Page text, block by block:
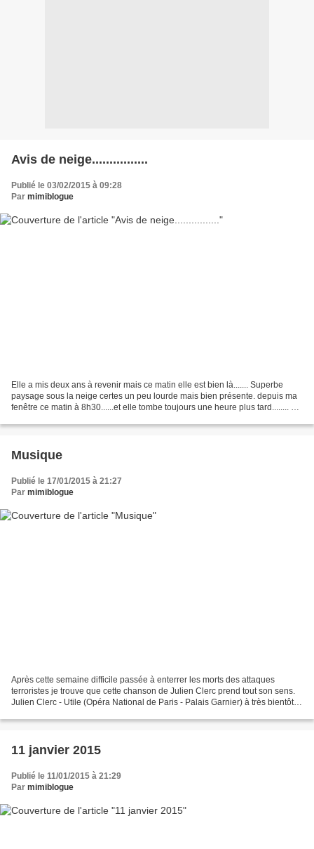
Avis de neige................
Publié le 03/02/2015 à 09:28
Par mimiblogue
Elle a mis deux ans à revenir mais ce matin elle est bien là....... Superbe
paysage sous la neige certes un peu lourde mais bien présente. depuis ma
fenêtre ce matin à 8h30......et elle tombe toujours une heure plus tard........ à
Musique
Publié le 17/01/2015 à 21:27
Par mimiblogue
Après cette semaine difficile passée à enterrer les morts des attaques
terroristes je trouve que cette chanson de Julien Clerc prend tout son sens.
Julien Clerc - Utile (Opéra National de Paris - Palais Garnier) à très bientôt
11 janvier 2015
Publié le 11/01/2015 à 21:29
Par mimiblogue